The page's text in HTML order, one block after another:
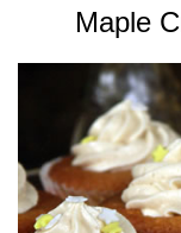
Maple